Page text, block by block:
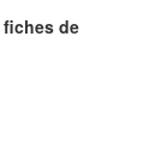
fiches de